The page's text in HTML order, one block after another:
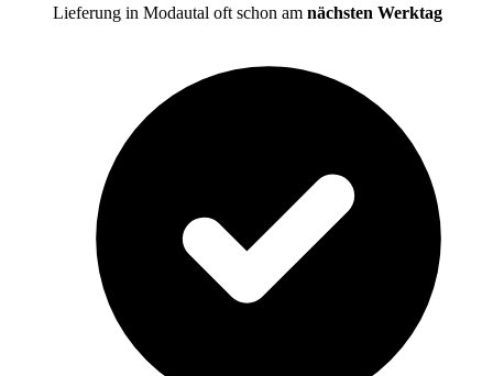
Lieferung in Modautal oft schon am nächsten Werktag